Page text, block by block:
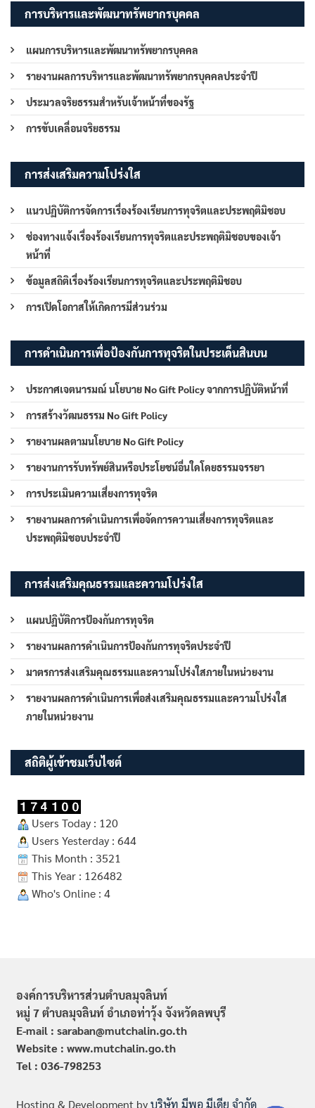
การบริหารและพัฒนาทรัพยากรบุคคล
แผนการบริหารและพัฒนาทรัพยากรบุคคล
รายงานผลการบริหารและพัฒนาทรัพยากรบุคคลประจำปี
ประมวลจริยธรรมสำหรับเจ้าหน้าที่ของรัฐ
การขับเคลื่อนจริยธรรม
การส่งเสริมความโปร่งใส
แนวปฏิบัติการจัดการเรื่องร้องเรียนการทุจริตและประพฤติมิชอบ
ช่องทางแจ้งเรื่องร้องเรียนการทุจริตและประพฤติมิชอบของเจ้า
หน้าที่
ข้อมูลสถิติเรื่องร้องเรียนการทุจริตและประพฤติมิชอบ
การเปิดโอกาสให้เกิดการมีส่วนร่วม
การดำเนินการเพื่อป้องกันการทุจริตในประเด็นสินบน
ประกาศเจตนารมณ์ นโยบาย No Gift Policy จากการปฏิบัติหน้าที่
การสร้างวัฒนธรรม No Gift Policy
รายงานผลตามนโยบาย No Gift Policy
รายงานการรับทรัพย์สินหรือประโยชน์อื่นใดโดยธรรมจรรยา
การประเมินความเสี่ยงการทุจริต
รายงานผลการดำเนินการเพื่อจัดการความเสี่ยงการทุจริตและ
ประพฤติมิชอบประจำปี
การส่งเสริมคุณธรรมและความโปร่งใส
แผนปฏิบัติการป้องกันการทุจริต
รายงานผลการดำเนินการป้องกันการทุจริตประจำปี
มาตรการส่งเสริมคุณธรรมและความโปร่งใสภายในหน่วยงาน
รายงานผลการดำเนินการเพื่อส่งเสริมคุณธรรมและความโปร่งใส
ภายในหน่วยงาน
สถิติผู้เข้าชมเว็บไซต์
Users Today : 120
Users Yesterday : 644
This Month : 3521
This Year : 126482
Who's Online : 4
องค์การบริหารส่วนตำบลมุจลินท์
หมู่ 7 ตำบลมุจลินท์ อำเภอท่าวุ้ง จังหวัดลพบุรี
E-mail : saraban@mutchalin.go.th
Website : www.mutchalin.go.th
Tel : 036-798253
Hosting & Development byบริษัท มีพอ มีเดีย จำกัด